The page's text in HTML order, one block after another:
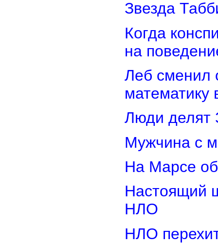
Звезда
Когда
на
Леб сменил
математику
Люди делят
Мужчина с
На Марсе
Настоящий
НЛО
НЛО